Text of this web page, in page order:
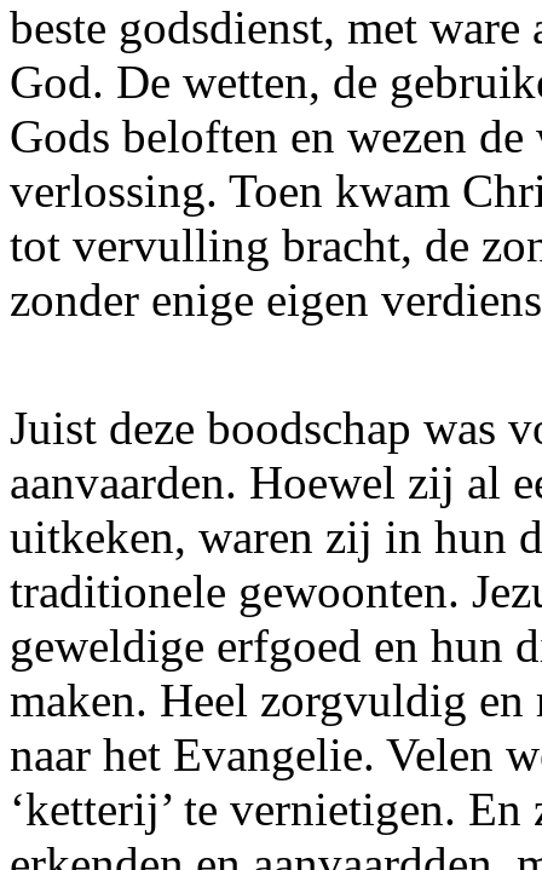
beste godsdienst, met
God. De wetten, de
Gods beloften en wezen
verlossing. Toen kwam
tot vervulling bracht, de
zonder enige eigen
Juist deze boodschap was
aanvaarden. Hoewel zij al
uitkeken, waren zij in hun
traditionele gewoonten.
geweldige erfgoed en hun
maken. Heel zorgvuldig
naar het Evangelie. Velen
‘ketterij’ te vernietigen.